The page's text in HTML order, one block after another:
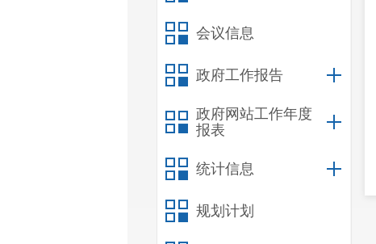
会议信息
政府工作报告
政府网站工作年度
报表
统计信息
规划计划